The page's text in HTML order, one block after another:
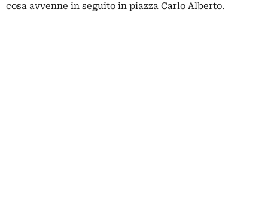
cosa avvenne in seguito in piazza Carlo Alberto.